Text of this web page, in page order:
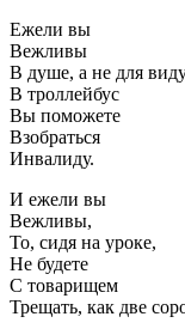
Ежели вы
Вежливы
В душе, а не для
В троллейбус
Вы поможете
Взобраться
Инвалиду.
И ежели вы
Вежливы,
То, сидя на уроке,
Не будете
С товарищем
Трещать, как две